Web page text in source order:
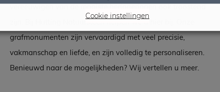
vereeuwigen van de mooiste herinneringen ook troostend
zijn. Bij Hutting Natuursteen helpen we u hier bij. Onze
grafmonumenten zijn vervaardigd met veel precisie,
vakmanschap en liefde, en zijn volledig te personaliseren.
Benieuwd naar de mogelijkheden? Wij vertellen u meer.
Cookie instellingen